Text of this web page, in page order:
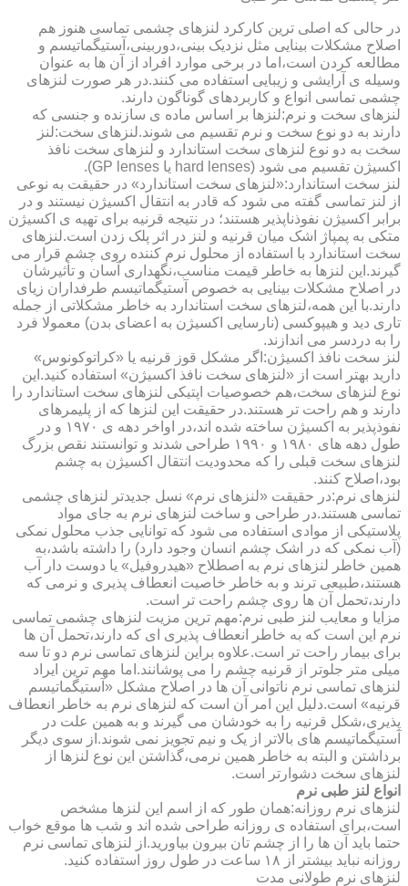
در حالی که اصلی ترین کارکرد لنزهای چشمی تماسی هنوز هم
اصلاح مشکلات بینایی مثل نزدیک بینی،دوربینی،آستیگماتیسم و
مطالعه کردن است،اما در برخی موارد افراد از آن ها به عنوان
وسیله ی آرایشی و زیبایی استفاده می کنند.در هر صورت لنزهای
چشمی تماسی انواع و کاربردهای گوناگون دارند.
لنزهای سخت و نرم:لنزها بر اساس ماده ی سازنده و جنسی که
دارند به دو نوع سخت و نرم تقسیم می شوند.لنزهای سخت:لنز
سخت به دو نوع لنزهای سخت استاندارد و لنزهای سخت نافذ
اکسیژن تقسیم می شود (hard lenses یا GP lenses).
لنز سخت استاندارد:«لنزهای سخت استاندارد» در حقیقت به نوعی
از لنز تماسی گفته می شود که قادر به انتقال اکسیژن نیستند و در
برابر اکسیژن نفوذناپذیر هستند؛ در نتیجه قرنیه برای تهیه ی اکسیژن
متکی به پمپاژ اشک میان قرنیه و لنز در اثر پلک زدن است.لنزهای
سخت استاندارد با استفاده از محلول نرم کننده روی چشم قرار می
گیرند.این لنزها به خاطر قیمت مناسب،نگهداری آسان و تأثیرشان
در اصلاح مشکلات بینایی به خصوص آستیگماتیسم طرفداران زیای
دارند.با این همه،لنزهای سخت استاندارد به خاطر مشکلاتی از جمله
تاری دید و هیپوکسی (نارسایی اکسیژن به اعضای بدن) معمولا فرد
را به دردسر می اندازند.
لنز سخت نافذ اکسیژن:اگر مشکل قوز قرنیه یا «کراتوکونوس»
دارید بهتر است از «لنزهای سخت نافذ اکسیژن» استفاده کنید.این
نوع لنزهای سخت،هم خصوصیات اپتیکی لنزهای سخت استاندارد را
دارند و هم راحت تر هستند.در حقیقت این لنزها که از پلیمرهای
نفوذپذیر به اکسیژن ساخته شده اند،در اواخر دهه ی ۱۹۷۰ و در
طول دهه های ۱۹۸۰ و ۱۹۹۰ طراحی شدند و توانستند نقص بزرگ
لنزهای سخت قبلی را که محدودیت انتقال اکسیژن به چشم
بود،اصلاح کنند.
لنزهای نرم:در حقیقت «لنزهای نرم» نسل جدیدتر لنزهای چشمی
تماسی هستند.در طراحی و ساخت لنزهای نرم به جای مواد
پلاستیکی از موادی استفاده می شود که توانایی جذب محلول نمکی
(آب نمکی که در اشک چشم انسان وجود دارد) را داشته باشد،به
همین خاطر لنزهای نرم به اصطلاح «هیدروفیل» یا دوست دار آب
هستند،طبیعی ترند و به خاطر خاصیت انعطاف پذیری و نرمی که
دارند،تحمل آن ها روی چشم راحت تر است.
مزایا و معایب لنز طبی نرم:مهم ترین مزیت لنزهای چشمی تماسی
نرم این است که به خاطر انعطاف پذیری ای که دارند،تحمل آن ها
برای بیمار راحت تر است.علاوه براین لنزهای تماسی نرم دو تا سه
میلی متر جلوتر از قرنیه چشم را می پوشانند.اما مهم ترین ایراد
لنزهای تماسی نرم ناتوانی آن ها در اصلاح مشکل «آستیگماتیسم
قرنیه» است.دلیل این امر آن است که لنزهای نرم به خاطر انعطاف
پذیری،شکل قرنیه را به خودشان می گیرند و به همین علت در
آستیگماتیسم های بالاتر از یک و نیم تجویز نمی شوند.از سوی دیگر
برداشتن و البته به خاطر همین نرمی،گذاشتن این نوع لنزها از
لنزهای سخت دشوارتر است.
انواع لنز طبی نرم
لنزهای نرم روزانه:همان طور که از اسم این لنزها مشخص
است،برای استفاده ی روزانه طراحی شده اند و شب ها موقع خواب
حتما باید آن ها را از چشم تان بیرون بیاورید.از لنزهای تماسی نرم
روزانه نباید بیشتر از ۱۸ ساعت در طول روز استفاده کنید.
لنزهای نرم طولانی مدت